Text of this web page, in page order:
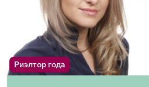
Риэлтор года